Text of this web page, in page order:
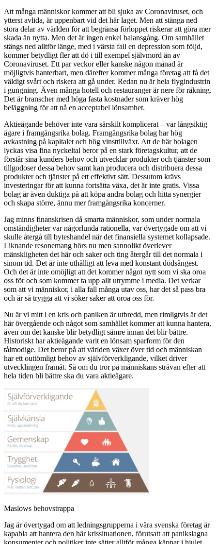
Att många människor kommer att bli sjuka av Coronaviruset, och
ytterst avlida, är uppenbart vid det här laget. Men att stänga ned
stora delar av världen för att begränsa förloppet riskerar att göra mer
skada än nytta. Men det är ingen enkel balansgång. Om samhället
stängs ned alltför länge, med i värsta fall en depression som följd,
kommer betydligt fler att dö i till exempel självmord än av
Coronaviruset. Ett par veckor eller kanske någon månad är
möjligtvis hanterbart, men därefter kommer många företag att få det
väldigt svårt och riskera att gå under. Redan nu är hela flygindustrin
i gungning. Även många hotell och restauranger är nere för räkning.
Det är branscher med höga fasta kostnader som kräver hög
beläggning för att nå en acceptabel lönsamhet.
Aktieägande behöver inte vara särskilt komplicerat – var långsiktig
ägare i framgångsrika bolag. Framgångsrika bolag har hög
avkastning på kapitalet och hög vinsttillväxt. Att de här bolagen
lyckas visa fina nyckeltal beror på en stark företagskultur, att de
förstår sina kunders behov och utvecklar produkter och tjänster som
tillgodoser dessa behov samt kan producera och distribuera dessa
produkter och tjänster på ett effektivt sätt. Dessutom krävs
investeringar för att kunna fortsätta växa, det är inte gratis. Vissa
bolag är även duktiga på att köpa andra bolag och hitta synergier
och skapa större, ännu mer framgångsrika koncerner.
Jag minns finanskrisen då smarta människor, som under normala
omständigheter var någorlunda rationella, var övertygade om att vi
skulle återgå till byteshandel när det finansiella systemet kollapsade.
Liknande resonemang hörs nu men sannolikt överlever
mänskligheten det här och saker och ting återgår till det normala i
sinom tid. Det är inte uthålligt att leva med konstant dödsångest.
Och det är inte omöjligt att det kommer något nytt som vi ska oroa
oss för och som kommer ta upp allt utrymme i media. Det verkar
som att vi människor, i alla fall många utav oss, har det så pass bra
och är så trygga att vi söker saker att oroa oss för.
Nu är vi mitt i en kris och paniken är utbredd, men rimligtvis är det
här övergående och något som samhället kommer att kunna hantera,
även om det kanske blir betydligt sämre innan det blir bättre.
Historiskt har aktieägande varit en lönsam sparform för den
tålmodige. Det beror på att världen växer över tid och människan
har ett outtömligt behov av självförverkligande, vilket driver
utvecklingen framåt. Så om du tror på människans strävan efter att
hela tiden bli bättre ska du vara aktieägare.
Maslows behovstrappa
Jag är övertygad om att ledningsgrupperna i våra svenska företag är
kapabla att hantera den här krissituationen, förutsatt att panikslagna